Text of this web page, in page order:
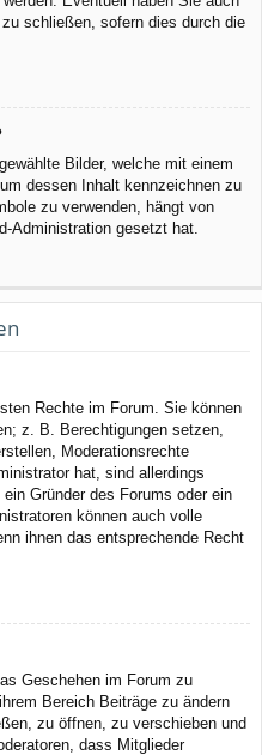
schließen, sofern dies durch die
Bilder, welche mit einem
dessen Inhalt kennzeichnen zu
zu verwenden, hängt von
Administration gesetzt hat.
Rechte im Forum. Sie können
z. B. Berechtigungen setzen,
Moderationsrechte
hat, sind allerdings
Gründer des Forums oder ein
können auch volle
ihnen das entsprechende Recht
Geschehen im Forum zu
Bereich Beiträge zu ändern
zu öffnen, zu verschieben und
dass Mitglieder